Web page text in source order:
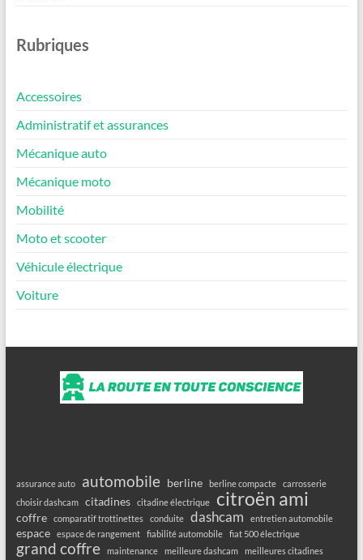
Rubriques
Accessoires
Administratif et assurances
Mécanique auto
Mécanique moto
Mobilité
Moto et scooter
Véhicule électrique
Voiture
assurance auto automobile berline berline compacte
carrosserie
choisir dashcam
citadines citadine électrique citroën ami
coffre comparatif trottinettes conduite dashcam entretien automobile
espace espace de rangement fiabilité automobile fiat 500 électrique
grand coffre maintenance meilleure dashcam meilleures citadines